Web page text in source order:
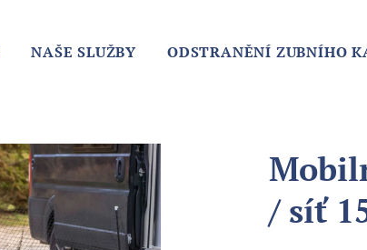
NAŠE SLUŽBY ODSTRANĚNÍ ZUBNÍHO
/ síť